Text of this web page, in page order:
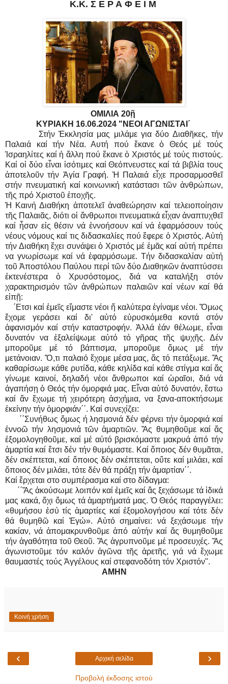
Κ.Κ. Σ Ε Ρ Α Φ Ε Ι Μ
ΟΜΙΛΙΑ 20ῇ
ΚΥΡΙΑΚΗ 16.06.2024 "ΝΕΟΙ ΑΓΩΝΙΣΤΑΙ΄
Στήν Ἐκκλησία μας μιλάμε για δύο Διαθῆκες, τήν
Παλαιά καί τήν Νέα. Αυτή πού ἔκανε ὁ Θεός μέ τούς
Ίσραηλίτες καί ἡ ἄλλη πού ἔκανε ὁ Χριστός μέ τούς πιστούς.
Καί οἱ δύο εἶναι ἰσότιμες καί Θεόπνευστες καί τά βιβλία τους
ἀποτελοῦν τήν Ἁγία Γραφή. Ἡ Παλαιά εἶχε προσαρμοσθεῖ
στήν πνευματική καί κοινωνική κατάστασι τῶν ἀνθρώπων,
τῆς πρό Χριστοῦ ἐποχῆς.
Ἡ Καινή Διαθήκη ἀποτελεῖ ἀναθεώρησιν καί τελειοποίησιν
τῆς Παλαιᾶς, διότι οἱ ἄνθρωποι πνευματικά εἶχαν ἀναπτυχθεῖ
καί ἦσαν εἰς θέσιν νά ἐννοήσουν καί νά ἐφαρμόσουν τούς
νέους νόμους καί τις διδασκαλίες πού ἔφερε ὁ Χριστός. Αὐτή
τήν Διαθήκη ἔχει συνάψει ὁ Χριστός μέ ἐμᾶς καί αὐτή πρέπει
να γνωρίσωμε καί νά ἐφαρμόσωμε. Τήν διδασκαλίαν αὐτή
τοῦ Ἀποστόλου Παύλου περί τῶν δύο Διαθηκῶν ἀναπτύσσει
ἐκτενέστερα ὁ Χρυσόστομος, διά να καταλήξη στόν
χαρακτηρισμόν τῶν ἀνθρώπων παλαιῶν καί νέων καί θά
εἰπῇ:
΄Ετσι καί ἐμεῖς εἴμαστε νέοι ἤ καλύτερα ἐγίναμε νέοι. Ὅμως
ἔχομε γεράσει καί δι' αὐτό εὑρυσκόμεθα κοντά στόν
ἀφανισμόν καί στήν καταστροφήν. Ἀλλά ἐάν θέλωμε, εἶναι
δυνατόν να ἐξαλείψωμε αὐτό τό γῆρας τῆς ψυχῆς. Δέν
μποροῦμε μέ τό βάπτισμα, μποροῦμε ὅμως μέ τήν
μετάνοιαν. Ὅ,τι παλαιό ἔχομε μέσα μας, ἄς τό πετάξωμε. Ἄς
καθαρίσωμε κάθε ρυτίδα, κάθε κηλίδα καί κάθε στίγμα καί ἄς
γίνωμε καινοί, δηλαδή νέοι ἄνθρωποι καί ὡραῖοι, διά νά
ἀγαπήσῃ ὁ Θεός τήν όμορφιά μας. Εἶναι αὐτό δυνατόν, ἔστω
καί ἄν ἔχωμε τή χειρότερη ἀσχήμια, να ξανα-αποκτήσωμε
ἐκείνην τήν ὀμορφιάν΄΄. Καί συνεχίζει:
΄΄Συνήθως ὅμως ή λησμονιά δέν φέρνει τήν ὀμορφιά καί
ἐννοῶ τήν λησμονιά τῶν ἁμαρτιῶν. Ἄς θυμηθοῦμε καί ἄς
ἐξομολογηθοῦμε, καί μέ αὐτό βρισκόμαστε μακρυά ἀπό τήν
ἁμαρτία καί ἔτσι δέν τήν θυμόμαστε. Καί ὅποιος δέν θυμᾶται,
δέν σκέπτεται, καί ὅποιος δέν σκέπτεται, οὔτε καί μιλάει, καί
ὅποιος δέν μιλάει, τότε δέν θά πράξῃ τήν ἁμαρτίαν΄΄.
Καί ἔρχεται στο συμπέρασμα καί στο δίδαγμα:
΄΄Ἄς ἀκούσωμε λοιπόν καί ἐμεῖς καί ἄς ξεχάσωμε τά ἰδικά
μας κακά, ὄχι ὅμως τά ἁμαρτήματά μας. Ὁ Θεός παραγγέλει:
«θυμήσου ἐσύ τίς ἁμαρτίες καί ἐξομολογήσου καί τότε δέν
θά θυμηθῶ καί Ἐγώ». Αὐτό σημαίνει: νά ξεχάσωμε τήν
κακίαν, νά ἀπομακρυνθοῦμε ἀπό αὐτήν καί ἄς θυμηθοῦμε
τήν ἀγαθότητα τοῦ Θεοῦ. Ἄς ἀγρυπνοῦμε μέ προσευχές. Ἄς
άγωνιστοῦμε τόν καλόν ἀγῶνα τῆς ἀρετῆς, γιά νά ἔχωμε
θαυμαστές τούς Ἀγγέλους καί στεφανοδότη τόν Χριστόν".
AMHN
Κοινή χρήση
‹ ›
Αρχική σελίδα
Προβολή έκδοσης ιστού